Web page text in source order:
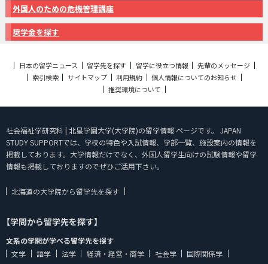
外国人のための危機管理講座
奨学金を探す
日本の留学ニュース 留学先を探す 留学に役立つ情報
先輩のメッセージ
索引検索
サイトマップ 利用規約
個人情報についてのお知らせ
推奨環境について
社会福祉学研究科 | 北星学園大学(大学院)の留学情報 ページです。 JAPAN
STUDY SUPPORTでは、学校の特色や入試情報、学部一覧、施設案内の情報を
掲載しております。大学情報だけでなく、外国人留学生向けの試験情報や留学
情報も掲載しておりますのでぜひご活用下さい。
北海道の大学院から留学先を探す
【学問から留学先を探す】
文系の学問が学べる留学先を探す
文学
語学 法学 経済・経営・商学 社会学
国際関係学